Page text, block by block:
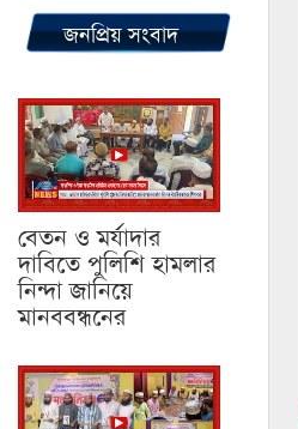
জনপ্রিয় সংবাদ
বেতন ও মর্যাদার
দাবিতে পুলিশি হামলার
নিন্দা জানিয়ে
মানববন্ধনের